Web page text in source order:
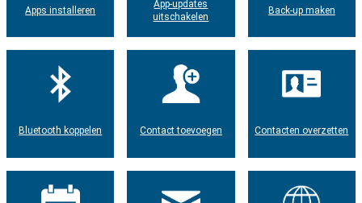
Apps installeren
App-updates
uitschakelen
Back-up maken
Bluetooth koppelen Contact toevoegen Contacten overzetten